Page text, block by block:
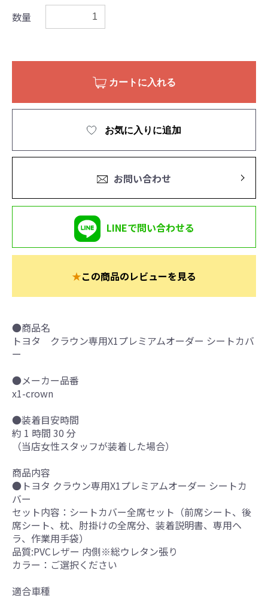
数量
カートに入れる
お気に入りに追加
お問い合わせ
LINEで問い合わせる
★この商品のレビューを見る
●商品名
トヨタ クラウン専用X1プレミアムオーダー シートカバ
ー
●メーカー品番
x1-crown
●装着目安時間
約 1 時間 30 分
（当店女性スタッフが装着した場合）
商品内容
●トヨタ クラウン専用X1プレミアムオーダー シートカ
バー
セット内容：シートカバー全席セット（前席シート、後
席シート、枕、肘掛けの全席分、装着説明書、専用ヘ
ラ、作業用手袋）
品質:PVCレザー 内側※総ウレタン張り
カラー：ご選択ください
適合車種